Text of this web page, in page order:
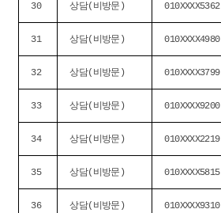
30 상담(비방문) 010XXXX5362
31 상담(비방문) 010XXXX4980
32 상담(비방문) 010XXXX3799
33 상담(비방문) 010XXXX9200
34 상담(비방문) 010XXXX2219
35 상담(비방문) 010XXXX5815
36 상담(비방문) 010XXXX9310